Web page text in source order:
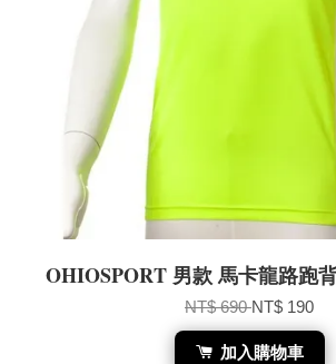
OHIOSPORT 男款 馬卡龍路跑
NT$ 690NT$ 190
加入購物車